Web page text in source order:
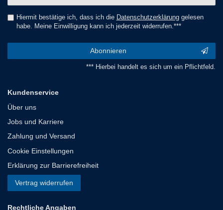
Hiermit bestätige ich, dass ich die Daten­schutz­erklärunggelesen
habe. Meine Einwilligung kann ich jederzeit widerrufen.***
Abonnieren
*** Hierbei handelt es sich um ein Pflichtfeld.
Kundenservice
Über uns
Jobs und Karriere
Zahlung und Versand
Cookie Einstellungen
Erklärung zur Barrierefreiheit
Vertrag widerrufen
Rechtliche Angaben